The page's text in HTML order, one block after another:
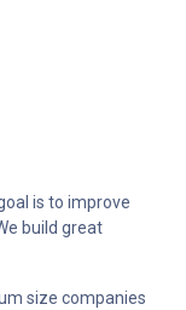
is to improve
build great
size companies